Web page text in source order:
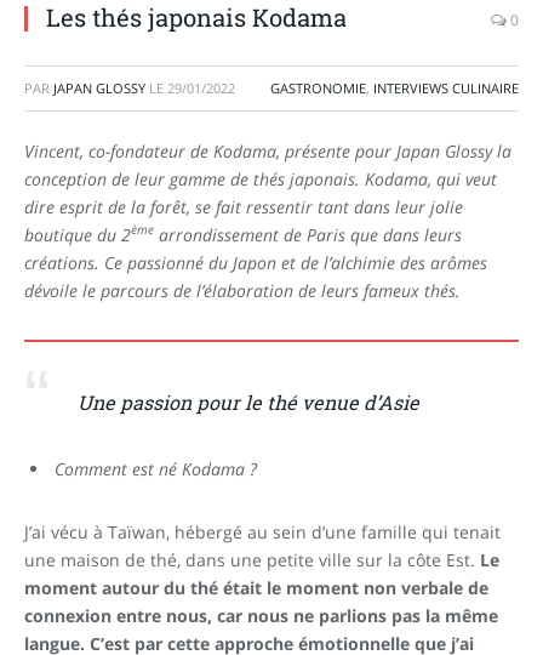
Les thés japonais Kodama 0
PAR JAPAN GLOSSY LE 29/01/2022 GASTRONOMIE, INTERVIEWS CULINAIRE
Vincent, co-fondateur de Kodama, présente pour Japan Glossy la
conception de leur gamme de thés japonais. Kodama, qui veut
dire esprit de la forêt, se fait ressentir tant dans leur jolie
boutique du 2ème arrondissement de Paris que dans leurs
créations. Ce passionné du Japon et de l’alchimie des arômes
dévoile le parcours de l’élaboration de leurs fameux thés.
Une passion pour le thé venue d’Asie
Comment est né Kodama ?
J’ai vécu à Taïwan, hébergé au sein d’une famille qui tenait
une maison de thé, dans une petite ville sur la côte Est. Le
moment autour du thé était le moment non verbale de
connexion entre nous, car nous ne parlions pas la même
langue. C’est par cette approche émotionnelle que j’ai